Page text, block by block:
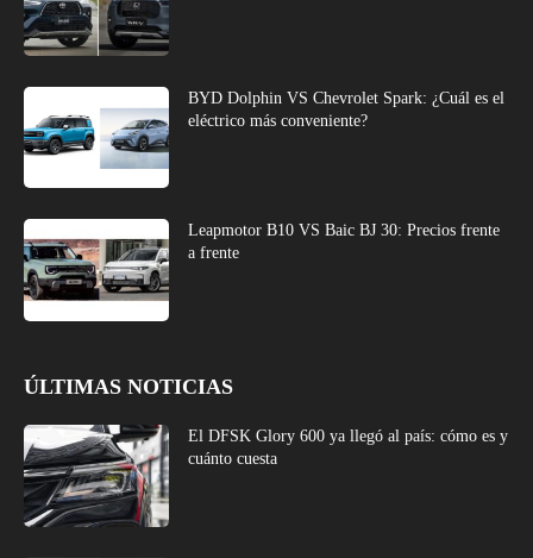
BYD Dolphin VS Chevrolet Spark: ¿Cuál es el
eléctrico más conveniente?
Leapmotor B10 VS Baic BJ 30: Precios frente
a frente
ÚLTIMAS NOTICIAS
El DFSK Glory 600 ya llegó al país: cómo es y
cuánto cuesta